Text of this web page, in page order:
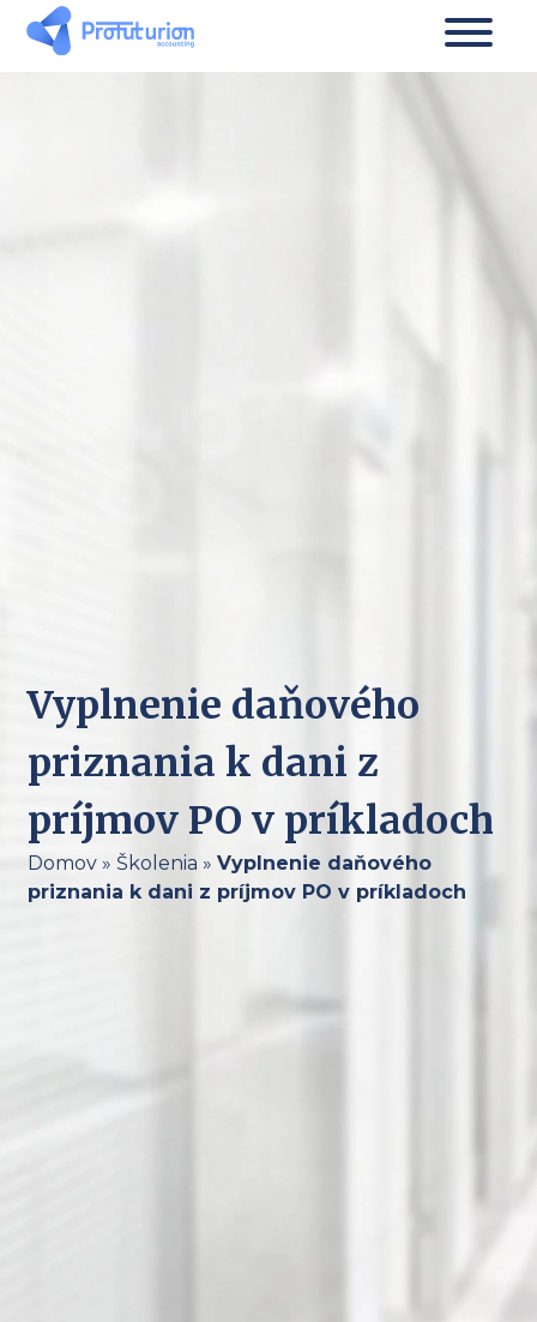
Vyplnenie daňového
priznania k dani z
príjmov PO v príkladoch
Domov» Školenia » Vyplnenie daňového
priznania k dani z príjmov PO v príkladoch